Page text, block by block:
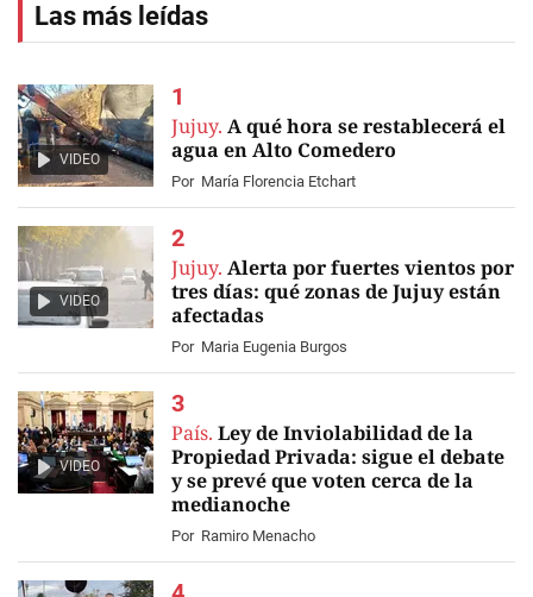
Las más leídas
VIDEO
Jujuy. A qué hora se restablecerá el
agua en Alto Comedero
Por María Florencia Etchart
VIDEO
Jujuy. Alerta por fuertes vientos por
tres días: qué zonas de Jujuy están
afectadas
Por Maria Eugenia Burgos
VIDEO
País. Ley de Inviolabilidad de la
Propiedad Privada: sigue el debate
y se prevé que voten cerca de la
medianoche
Por Ramiro Menacho